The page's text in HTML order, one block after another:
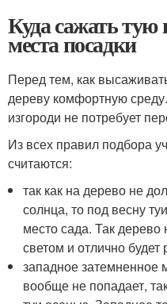
Куда сажать
места посадки
Перед тем, как
дереву комфортную
изгороди не потребует
Из всех правил подбора
считаются:
так как на дерево не
солнца, то под весну
место сада. Так
светом и отлично будет
западное затемненное
вообще не попадает,